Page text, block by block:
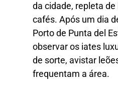
da cidade, repleta
cafés. Após um dia
Porto de Punta del
observar os iates
de sorte, avistar
frequentam a área.